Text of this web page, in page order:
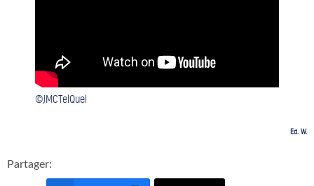
©JMCTelQuel
Ed. W.
Partager: